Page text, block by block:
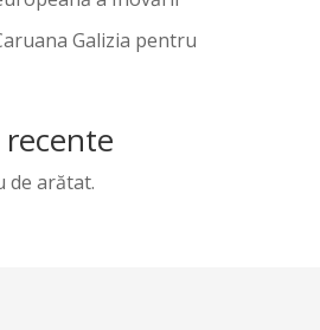
Galizia pentru
de arătat.